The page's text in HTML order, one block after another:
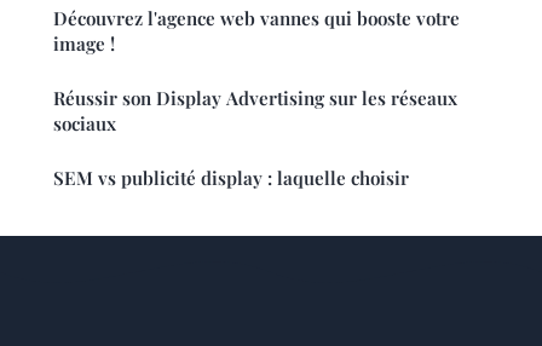
Découvrez l'agence web vannes qui booste votre
image !
Réussir son Display Advertising sur les réseaux
sociaux
SEM vs publicité display : laquelle choisir